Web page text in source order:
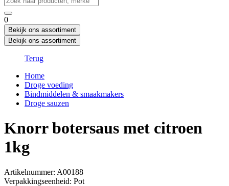
0
Bekijk ons assortiment
Bekijk ons assortiment
Terug
Home
Droge voeding
Bindmiddelen & smaakmakers
Droge sauzen
Knorr botersaus met citroen
1kg
Artikelnummer: A00188
Verpakkingseenheid: Pot